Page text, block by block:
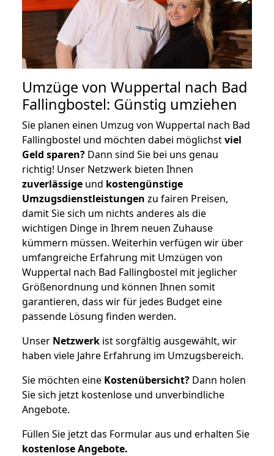
Umzüge von Wuppertal nach Bad
Fallingbostel: Günstig umziehen
Sie planen einen Umzug von Wuppertal nach Bad
Fallingbostel und möchten dabei möglichstviel
Geld sparen? Dann sind Sie bei uns genau
richtig! Unser Netzwerk bieten Ihnen
zuverlässige und kostengünstige
Umzugsdienstleistungen zu fairen Preisen,
damit Sie sich um nichts anderes als die
wichtigen Dinge in Ihrem neuen Zuhause
kümmern müssen. Weiterhin verfügen wir über
umfangreiche Erfahrung mit Umzügen von
Wuppertal nach Bad Fallingbostel mit jeglicher
Größenordnung und können Ihnen somit
garantieren, dass wir für jedes Budget eine
passende Lösung finden werden.
Unser Netzwerk ist sorgfältig ausgewählt, wir
haben viele Jahre Erfahrung im Umzugsbereich.
Sie möchten eine Kostenübersicht? Dann holen
Sie sich jetzt kostenlose und unverbindliche
Angebote.
Füllen Sie jetzt das Formular aus und erhalten Sie
kostenloseAngebote.